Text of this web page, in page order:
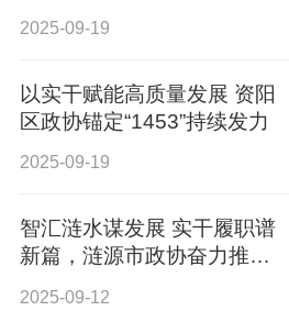
2025-09-19
以实干赋能高质量发展 资阳
区政协锚定“1453”持续发力
2025-09-19
智汇涟水谋发展 实干履职谱
新篇，涟源市政协奋力推
2025-09-12